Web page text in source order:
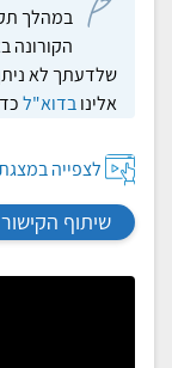
במהלך
הקורונה
שלדעתך לא
אלינובדוא"ל
לצפייה
שיתוף